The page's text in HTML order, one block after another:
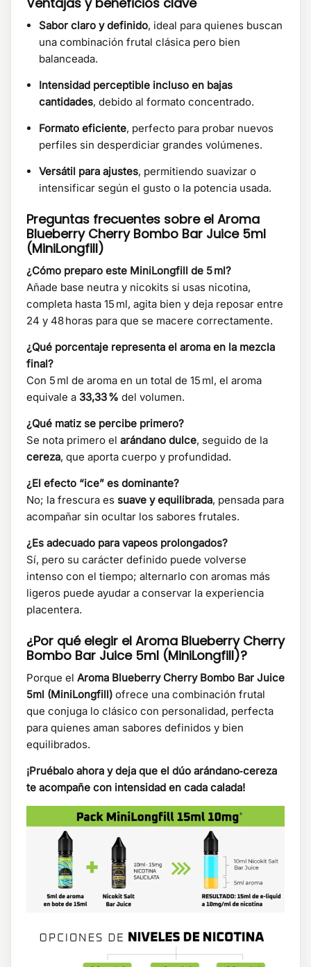
Sabor claro y definido, ideal para quienes buscan
una combinación frutal clásica pero bien
balanceada.
Intensidad perceptible incluso en bajas
cantidades, debido al formato concentrado.
Formato eficiente, perfecto para probar nuevos
perfiles sin desperdiciar grandes volúmenes.
Versátil para ajustes, permitiendo suavizar o
intensificar según el gusto o la potencia usada.
Preguntas frecuentes sobre el Aroma
Blueberry Cherry Bombo Bar Juice 5ml
(MiniLongfill)
¿Cómo preparo este MiniLongfill de 5 ml?
Añade base neutra y nicokits si usas nicotina,
completa hasta 15 ml, agita bien y deja reposar entre
24 y 48 horas para que se macere correctamente.
¿Qué porcentaje representa el aroma en la mezcla
final?
Con 5 ml de aroma en un total de 15 ml, el aroma
equivale a 33,33 % del volumen.
¿Qué matiz se percibe primero?
Se nota primero el arándano dulce, seguido de la
cereza, que aporta cuerpo y profundidad.
¿El efecto “ice” es dominante?
No; la frescura es suave y equilibrada, pensada para
acompañar sin ocultar los sabores frutales.
¿Es adecuado para vapeos prolongados?
Sí, pero su carácter definido puede volverse
intenso con el tiempo; alternarlo con aromas más
ligeros puede ayudar a conservar la experiencia
placentera.
¿Por qué elegir el Aroma Blueberry Cherry
Bombo Bar Juice 5ml (MiniLongfill)?
Porque el Aroma Blueberry Cherry Bombo Bar Juice
5ml (MiniLongfill) ofrece una combinación frutal
que conjuga lo clásico con personalidad, perfecta
para quienes aman sabores definidos y bien
equilibrados.
¡Pruébalo ahora y deja que el dúo arándano‑cereza
te acompañe con intensidad en cada calada!